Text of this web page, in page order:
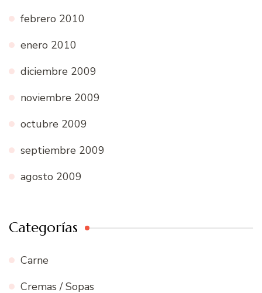
febrero 2010
enero 2010
diciembre 2009
noviembre 2009
octubre 2009
septiembre 2009
agosto 2009
Categorías
Carne
Cremas / Sopas